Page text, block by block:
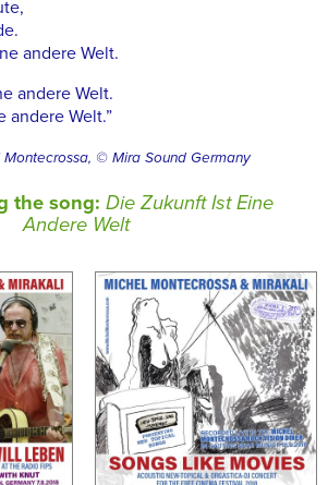
andere Welt.
andere Welt.
andere Welt.”
Montecrossa, © Mira Sound Germany
the song:Die Zukunft Ist Eine
Andere Welt